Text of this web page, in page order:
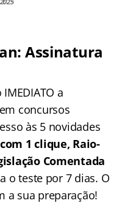
Assinatura
a
concursos
às 5 novidades
1 clique, Raio-
Comentada
o teste por 7 dias. O
a sua preparação!